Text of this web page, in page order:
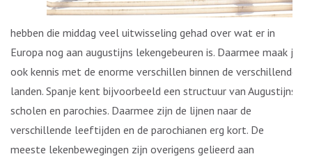
hebben die middag veel uitwisseling gehad over wat er in
Europa nog aan augustijns lekengebeuren is. Daarmee maak je
ook kennis met de enorme verschillen binnen de verschillende
landen. Spanje kent bijvoorbeeld een structuur van Augustijnse
scholen en parochies. Daarmee zijn de lijnen naar de
verschillende leeftijden en de parochianen erg kort. De
meeste lekenbewegingen zijn overigens gelieerd aan